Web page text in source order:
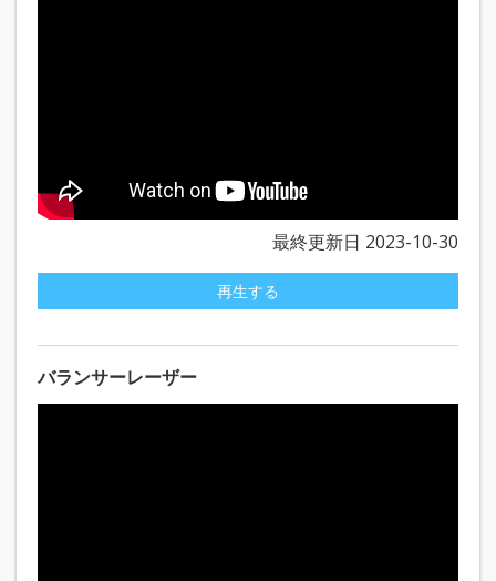
最終更新日 2023-10-30
再生する
バランサーレーザー